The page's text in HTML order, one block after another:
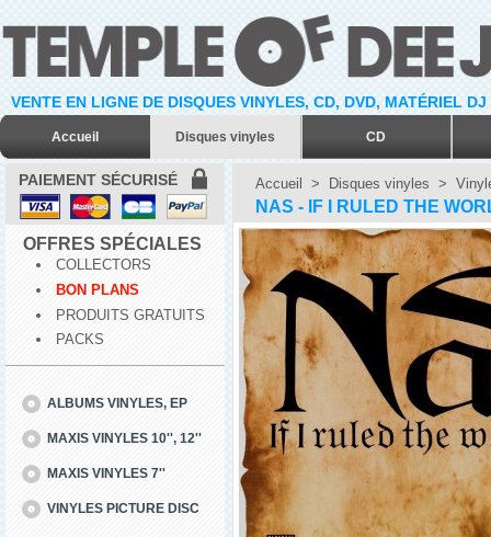
VENTE EN LIGNE DE DISQUES VINYLES, CD, DVD, MATÉRIEL
Accueil Disques vinyles CD
PAIEMENT SÉCURISÉ
OFFRES SPÉCIALES
COLLECTORS
BON PLANS
PRODUITS GRATUITS
PACKS
ALBUMS VINYLES, EP
MAXIS VINYLES 10'', 12''
MAXIS VINYLES 7''
VINYLES PICTURE DISC
Accueil > Disques vinyles >
NAS - IF I RULED THE